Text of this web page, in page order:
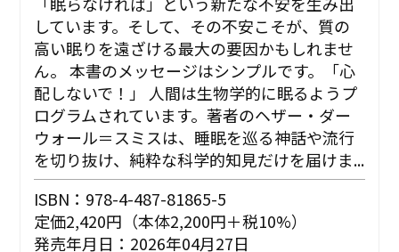
しています。そして、その不安こそが、質の
高い眠りを遠ざける最大の要因かもしれませ
ん。 本書のメッセージはシンプルです。「心
配しないで！」 人間は生物学的に眠るようプ
ログラムされています。著者のヘザー・ダー
ウォール＝スミスは、睡眠を巡る神話や流行
を切り抜け、純粋な科学的知見だけを届けま...
ISBN：978-4-487-81865-5
定価2,420円（本体2,200円＋税10%）
発売年月日：2026年04月27日